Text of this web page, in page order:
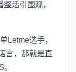
活引围观，
Letme选手，
言，那就是直